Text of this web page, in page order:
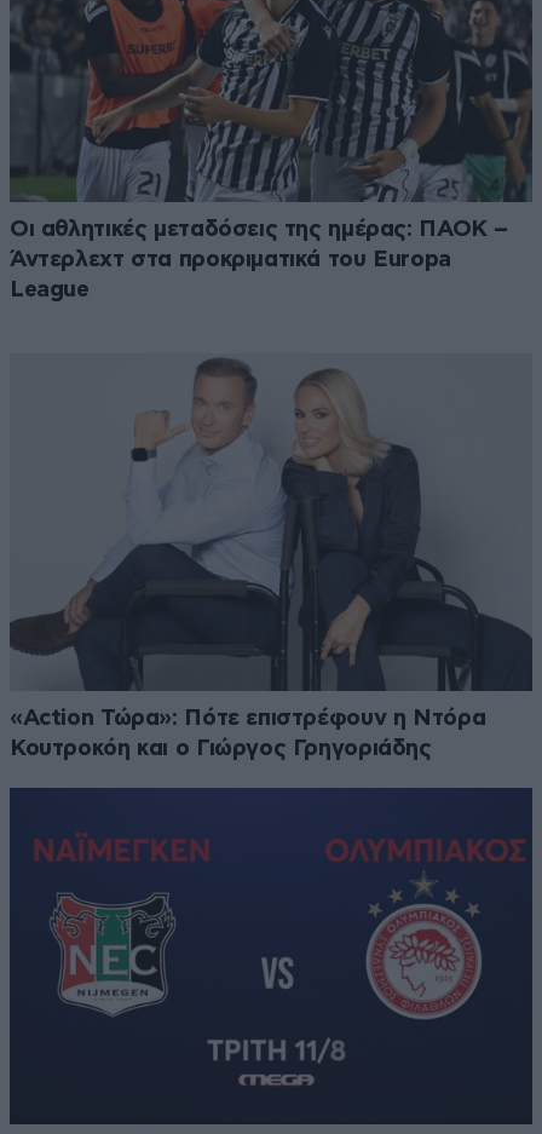
Οι αθλητικές μεταδόσεις της ημέρας: ΠΑΟΚ –
Άντερλεχτ στα προκριματικά του Europa
League
«Action Τώρα»: Πότε επιστρέφουν η Ντόρα
Κουτροκόη και ο Γιώργος Γρηγοριάδης